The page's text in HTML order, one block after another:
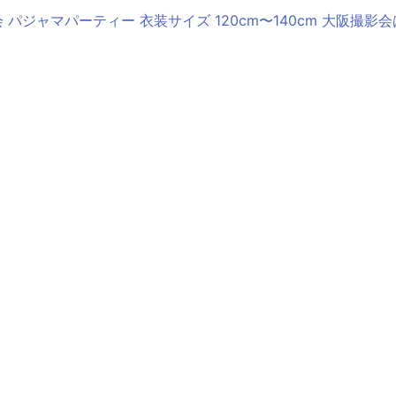
パジャマパーティー 衣装サイズ 120cm〜140cm 大阪撮影